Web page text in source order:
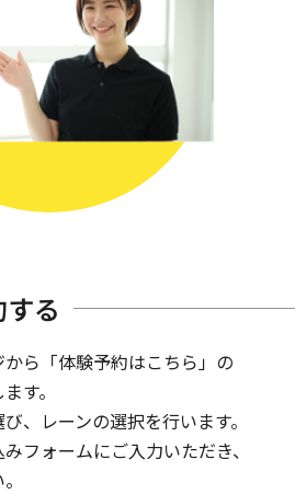
る
ら「体験予約はこちら」の
す。
、レーンの選択を行います。
フォームにご入力いただき、